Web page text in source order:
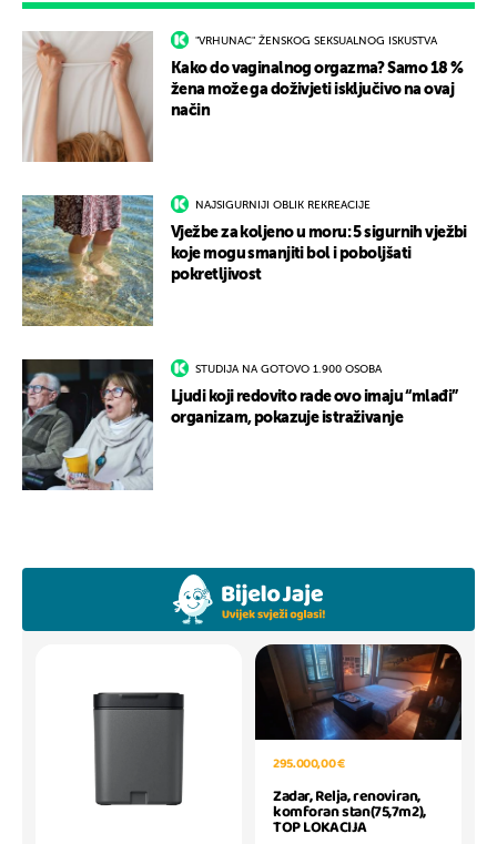
"VRHUNAC" ŽENSKOG SEKSUALNOG ISKUSTVA
Kako do vaginalnog orgazma? Samo 18 %
žena može ga doživjeti isključivo na ovaj
način
NAJSIGURNIJI OBLIK REKREACIJE
Vježbe za koljeno u moru: 5 sigurnih vježbi
koje mogu smanjiti bol i poboljšati
pokretljivost
STUDIJA NA GOTOVO 1.900 OSOBA
Ljudi koji redovito rade ovo imaju “mlađi”
organizam, pokazuje istraživanje
295.000,00 €
Zadar, Relja, renoviran,
komforan stan(75,7m2),
TOP LOKACIJA